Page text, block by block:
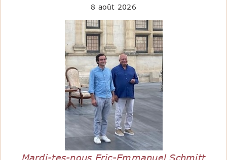
8 août 2026
Mardi-tes-nous Eric-Emmanuel Schmitt